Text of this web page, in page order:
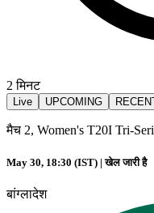
2मिनट
Live UPCOMING
मैच 2, Women's T20I Tri-
May 30, 18:30 (IST) |खेल जारी है
बांग्लादेश